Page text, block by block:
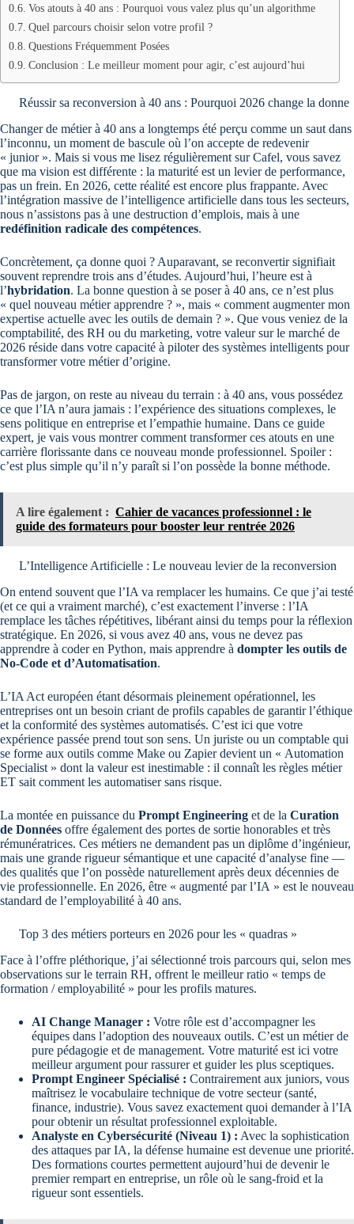
Vos atouts à 40 ans : Pourquoi vous valez plus qu’un algorithme
Quel parcours choisir selon votre profil ?
Questions Fréquemment Posées
Conclusion : Le meilleur moment pour agir, c’est aujourd’hui
Réussir sa reconversion à 40 ans : Pourquoi 2026 change la donne
Changer de métier à 40 ans a longtemps été perçu comme un saut dans
l’inconnu, un moment de bascule où l’on accepte de redevenir
« junior ». Mais si vous me lisez régulièrement sur Cafel, vous savez
que ma vision est différente : la maturité est un levier de performance,
pas un frein. En 2026, cette réalité est encore plus frappante. Avec
l’intégration massive de l’intelligence artificielle dans tous les secteurs,
nous n’assistons pas à une destruction d’emplois, mais à une
redéfinition radicale des compétences.
Concrètement, ça donne quoi ? Auparavant, se reconvertir signifiait
souvent reprendre trois ans d’études. Aujourd’hui, l’heure est à
l’hybridation. La bonne question à se poser à 40 ans, ce n’est plus
« quel nouveau métier apprendre ? », mais « comment augmenter mon
expertise actuelle avec les outils de demain ? ». Que vous veniez de la
comptabilité, des RH ou du marketing, votre valeur sur le marché de
2026 réside dans votre capacité à piloter des systèmes intelligents pour
transformer votre métier d’origine.
Pas de jargon, on reste au niveau du terrain : à 40 ans, vous possédez
ce que l’IA n’aura jamais : l’expérience des situations complexes, le
sens politique en entreprise et l’empathie humaine. Dans ce guide
expert, je vais vous montrer comment transformer ces atouts en une
carrière florissante dans ce nouveau monde professionnel. Spoiler :
c’est plus simple qu’il n’y paraît si l’on possède la bonne méthode.
A lire également : Cahier de vacances professionnel : le
guide des formateurs pour booster leur rentrée 2026
L’Intelligence Artificielle : Le nouveau levier de la reconversion
On entend souvent que l’IA va remplacer les humains. Ce que j’ai testé
(et ce qui a vraiment marché), c’est exactement l’inverse : l’IA
remplace les tâches répétitives, libérant ainsi du temps pour la réflexion
stratégique. En 2026, si vous avez 40 ans, vous ne devez pas
apprendre à coder en Python, mais apprendre à dompter les outils de
No-Code et d’Automatisation.
L’IA Act européen étant désormais pleinement opérationnel, les
entreprises ont un besoin criant de profils capables de garantir l’éthique
et la conformité des systèmes automatisés. C’est ici que votre
expérience passée prend tout son sens. Un juriste ou un comptable qui
se forme aux outils comme Make ou Zapier devient un « Automation
Specialist » dont la valeur est inestimable : il connaît les règles métier
ET sait comment les automatiser sans risque.
La montée en puissance du Prompt Engineering et de la Curation
de Données offre également des portes de sortie honorables et très
rémunératrices. Ces métiers ne demandent pas un diplôme d’ingénieur,
mais une grande rigueur sémantique et une capacité d’analyse fine —
des qualités que l’on possède naturellement après deux décennies de
vie professionnelle. En 2026, être « augmenté par l’IA » est le nouveau
standard de l’employabilité à 40 ans.
Top 3 des métiers porteurs en 2026 pour les « quadras »
Face à l’offre pléthorique, j’ai sélectionné trois parcours qui, selon mes
observations sur le terrain RH, offrent le meilleur ratio « temps de
formation / employabilité » pour les profils matures.
AI Change Manager : Votre rôle est d’accompagner les
équipes dans l’adoption des nouveaux outils. C’est un métier de
pure pédagogie et de management. Votre maturité est ici votre
meilleur argument pour rassurer et guider les plus sceptiques.
Prompt Engineer Spécialisé : Contrairement aux juniors, vous
maîtrisez le vocabulaire technique de votre secteur (santé,
finance, industrie). Vous savez exactement quoi demander à l’IA
pour obtenir un résultat professionnel exploitable.
Analyste en Cybersécurité (Niveau 1) : Avec la sophistication
des attaques par IA, la défense humaine est devenue une priorité.
Des formations courtes permettent aujourd’hui de devenir le
premier rempart en entreprise, un rôle où le sang-froid et la
rigueur sont essentiels.